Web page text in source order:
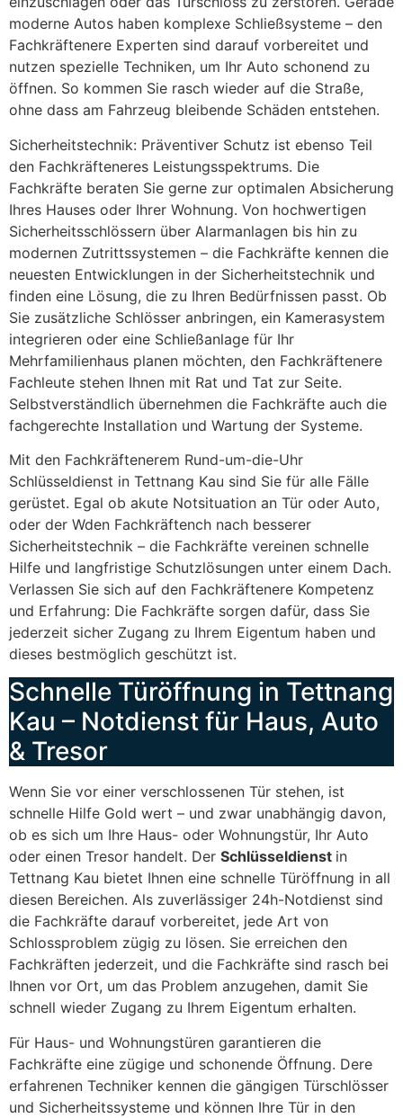
moderne Autos haben komplexe Schließsysteme – den
Fachkräftenere Experten sind darauf vorbereitet und
nutzen spezielle Techniken, um Ihr Auto schonend zu
öffnen. So kommen Sie rasch wieder auf die Straße,
ohne dass am Fahrzeug bleibende Schäden entstehen.
Sicherheitstechnik: Präventiver Schutz ist ebenso Teil
den Fachkräfteneres Leistungsspektrums. Die
Fachkräfte beraten Sie gerne zur optimalen Absicherung
Ihres Hauses oder Ihrer Wohnung. Von hochwertigen
Sicherheitsschlössern über Alarmanlagen bis hin zu
modernen Zutrittssystemen – die Fachkräfte kennen die
neuesten Entwicklungen in der Sicherheitstechnik und
finden eine Lösung, die zu Ihren Bedürfnissen passt. Ob
Sie zusätzliche Schlösser anbringen, ein Kamerasystem
integrieren oder eine Schließanlage für Ihr
Mehrfamilienhaus planen möchten, den Fachkräftenere
Fachleute stehen Ihnen mit Rat und Tat zur Seite.
Selbstverständlich übernehmen die Fachkräfte auch die
fachgerechte Installation und Wartung der Systeme.
Mit den Fachkräftenerem Rund-um-die-Uhr
Schlüsseldienst in Tettnang Kau sind Sie für alle Fälle
gerüstet. Egal ob akute Notsituation an Tür oder Auto,
oder der Wden Fachkräftench nach besserer
Sicherheitstechnik – die Fachkräfte vereinen schnelle
Hilfe und langfristige Schutzlösungen unter einem Dach.
Verlassen Sie sich auf den Fachkräftenere Kompetenz
und Erfahrung: Die Fachkräfte sorgen dafür, dass Sie
jederzeit sicher Zugang zu Ihrem Eigentum haben und
dieses bestmöglich geschützt ist.
Schnelle Türöffnung in Tettnang
Kau – Notdienst für Haus, Auto
& Tresor
Wenn Sie vor einer verschlossenen Tür stehen, ist
schnelle Hilfe Gold wert – und zwar unabhängig davon,
ob es sich um Ihre Haus- oder Wohnungstür, Ihr Auto
oder einen Tresor handelt. Der Schlüsseldienst in
Tettnang Kau bietet Ihnen eine schnelle Türöffnung in all
diesen Bereichen. Als zuverlässiger 24h-Notdienst sind
die Fachkräfte darauf vorbereitet, jede Art von
Schlossproblem zügig zu lösen. Sie erreichen den
Fachkräften jederzeit, und die Fachkräfte sind rasch bei
Ihnen vor Ort, um das Problem anzugehen, damit Sie
schnell wieder Zugang zu Ihrem Eigentum erhalten.
Für Haus- und Wohnungstüren garantieren die
Fachkräfte eine zügige und schonende Öffnung. Dere
erfahrenen Techniker kennen die gängigen Türschlösser
und Sicherheitssysteme und können Ihre Tür in den